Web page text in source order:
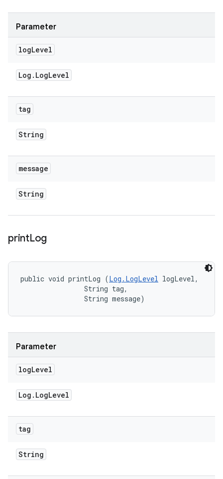
Parameter
logLevel
Log . LogLevel
tag
String
message
String
printLog
public void printLog (Log.LogLevel logLevel,
                String tag,
                String message)
Parameter
logLevel
Log . LogLevel
tag
String